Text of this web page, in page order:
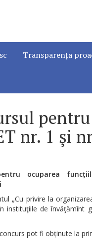
Transparența
nr. 1 şi
ocuparea
„Cu privire la
de învăţămînt
pot fi obținute la